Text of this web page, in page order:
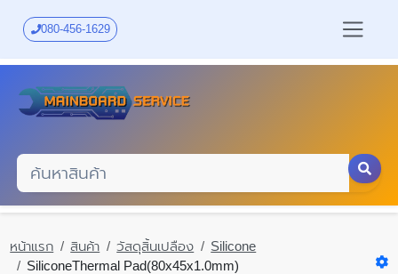
content
080-456-1629
หน้าแรก สินค้า วัสดุสิ้นเปลือง
Silicone
SiliconeThermal Pad(80x45x1.0mm)